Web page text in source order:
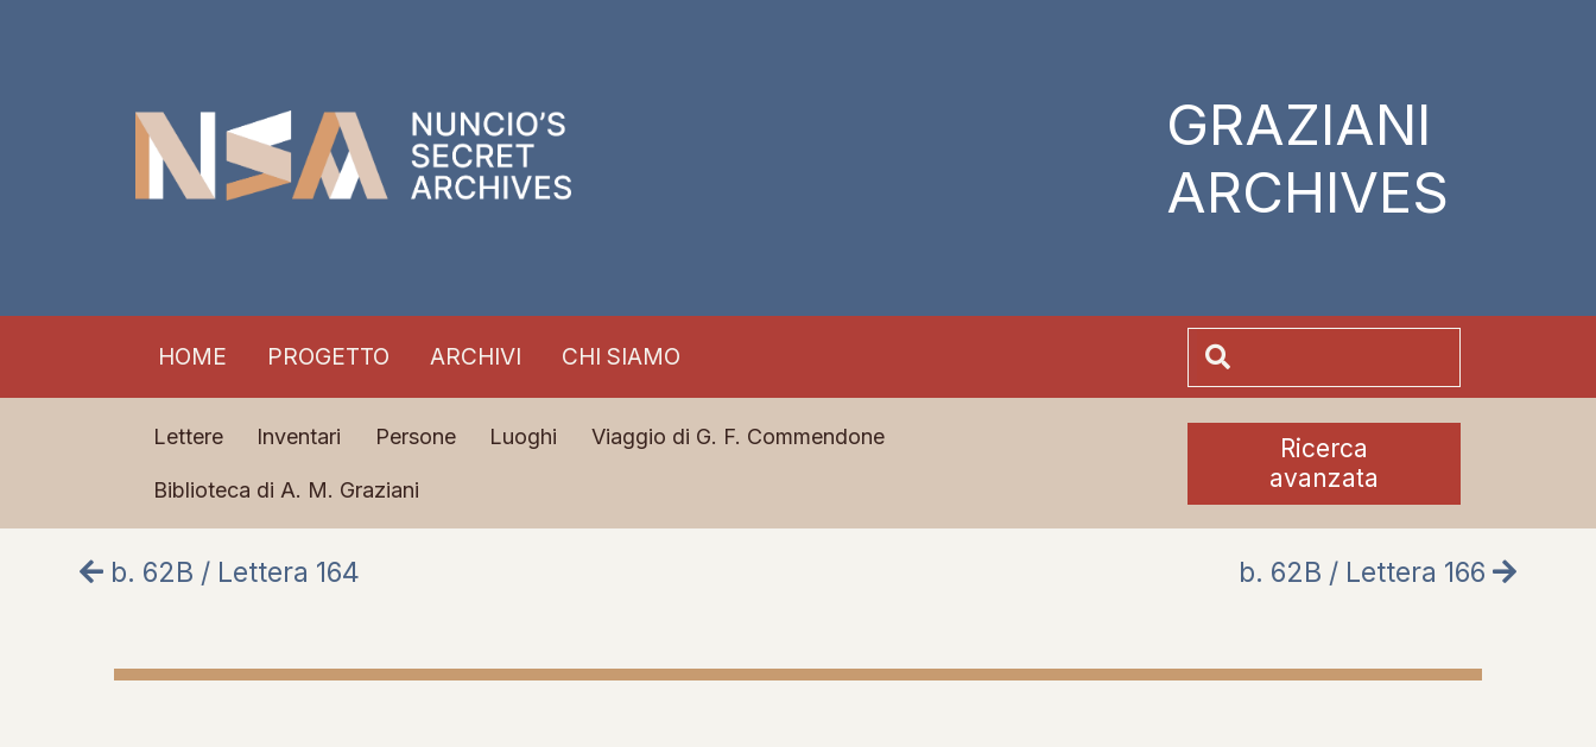
GRAZIANI
ARCHIVES
HOME PROGETTO ARCHIVI CHI SIAMO
Lettere Inventari Persone Luoghi Viaggio di G. F. Commendone
Biblioteca di A. M. Graziani
Ricerca
avanzata
b. 62B / Lettera 164 b. 62B / Lettera 166